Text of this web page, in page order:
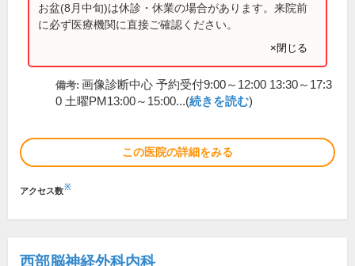
お盆(8月中旬)は休診・休業の場合があります。来院前
に必ず医療機関に直接ご確認ください。
×閉じる
備考: 画像診断中心 予約受付9:00～12:00 13:30～17:3
0 土曜PM13:00～15:00...(続きを読む)
この医院の詳細をみる
アクセス数※
西部脳神経外科内科